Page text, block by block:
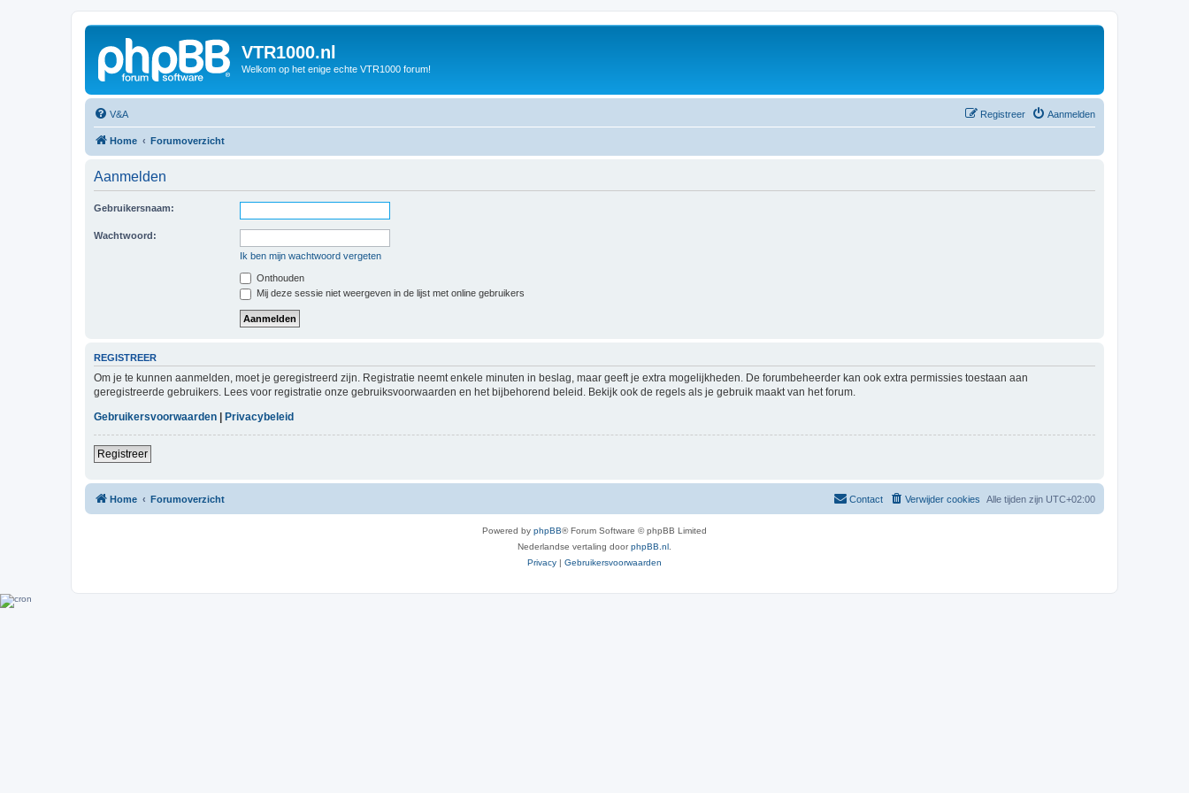
VTR1000.nl
Welkom op het enige echte VTR1000 forum!
V&A Aanmelden
Registreer
Home Forumoverzicht
Aanmelden
Gebruikersnaam:
Wachtwoord:
Ik ben mijn wachtwoord vergeten
Onthouden
Mij deze sessie niet weergeven in de lijst met online gebruikers
REGISTREER
Om je te kunnen aanmelden, moet je geregistreerd zijn. Registratie neemt enkele minuten in beslag, maar geeft je extra mogelijkheden. De forumbeheerder kan ook extra permissies toestaan aan
geregistreerde gebruikers. Lees voor registratie onze gebruiksvoorwaarden en het bijbehorend beleid. Bekijk ook de regels als je gebruik maakt van het forum.
Gebruikersvoorwaarden
Privacybeleid
Registreer
Home Forumoverzicht Alle tijden zijn UTC+02:00
Verwijder cookies
Contact
Powered by phpBB® Forum Software © phpBB Limited
Nederlandse vertaling doorphpBB.nl.
Privacy | Gebruikersvoorwaarden